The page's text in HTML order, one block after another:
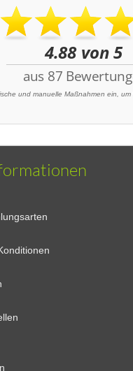
und manuelle Maßnahmen ein,